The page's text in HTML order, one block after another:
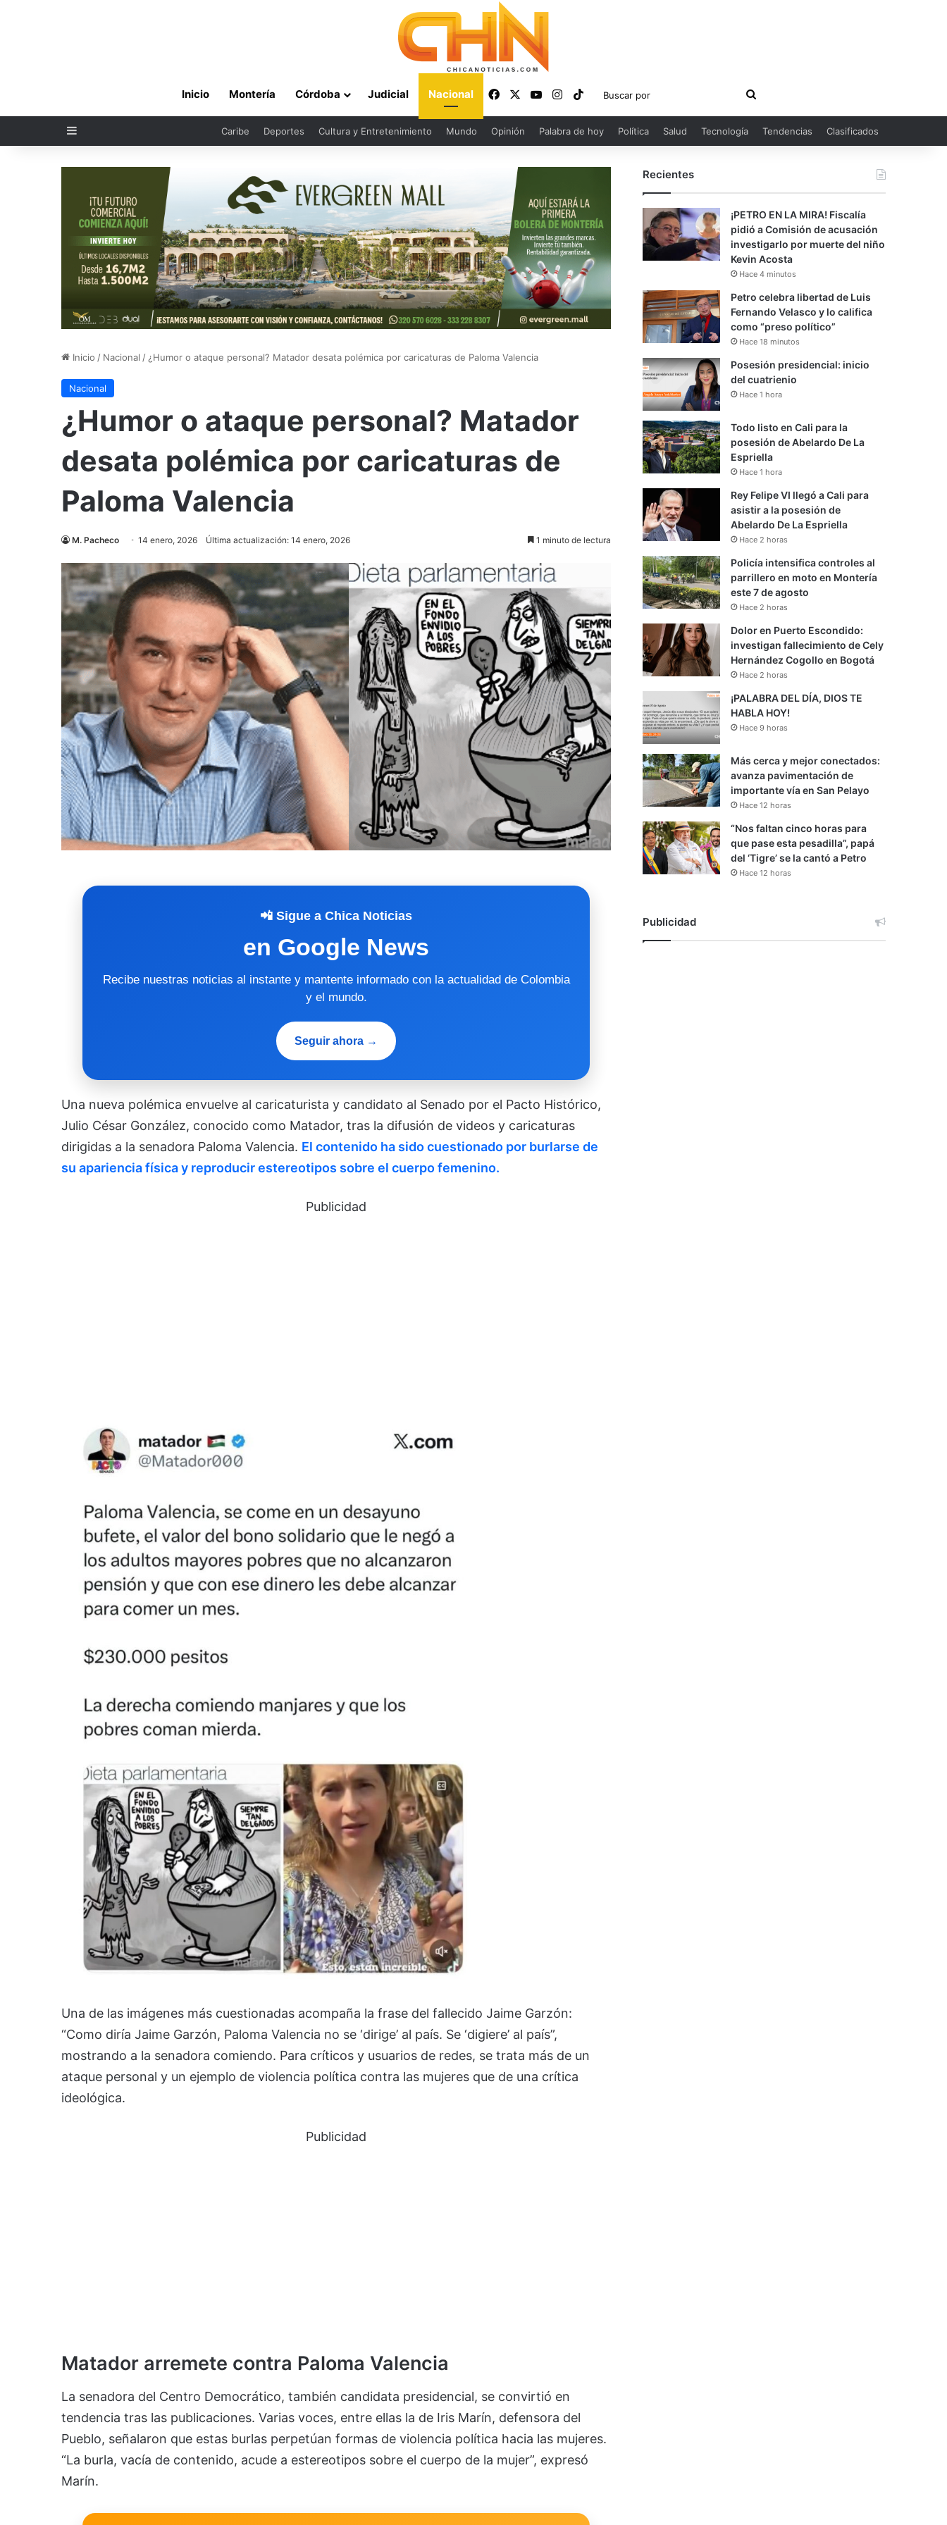
Inicio Montería Córdoba Judicial Nacional FacebookYouTubeInstagram
TikTok
Buscar
por
Sidebar Caribe Deportes Cultura y Entretenimiento Mundo Opinión Palabra de hoy Política Salud Tecnología Tendencias Clasificados
Inicio / Nacional / ¿Humor o ataque personal? Matador desata polémica por caricaturas de Paloma Valencia
Nacional
¿Humor o ataque personal? Matador
desata polémica por caricaturas de
Paloma Valencia
M. Pacheco 14 enero, 2026 Última actualización: 14 enero, 2026 1 minuto de lectura
📲 Sigue a Chica Noticias
en Google News
Recibe nuestras noticias al instante y mantente informado con la actualidad de Colombia
y el mundo.
Seguir ahora →
Una nueva polémica envuelve al caricaturista y candidato al Senado por el Pacto Histórico,
Julio César González, conocido como Matador, tras la difusión de videos y caricaturas
dirigidas a la senadora Paloma Valencia. El contenido ha sido cuestionado por burlarse de
su apariencia física y reproducir estereotipos sobre el cuerpo femenino.
Publicidad
Una de las imágenes más cuestionadas acompaña la frase del fallecido Jaime Garzón:
“Como diría Jaime Garzón, Paloma Valencia no se ‘dirige’ al país. Se ‘digiere’ al país”,
mostrando a la senadora comiendo. Para críticos y usuarios de redes, se trata más de un
ataque personal y un ejemplo de violencia política contra las mujeres que de una crítica
ideológica.
Publicidad
Matador arremete contra Paloma Valencia
La senadora del Centro Democrático, también candidata presidencial, se convirtió en
tendencia tras las publicaciones. Varias voces, entre ellas la de Iris Marín, defensora del
Pueblo, señalaron que estas burlas perpetúan formas de violencia política hacia las mujeres.
“La burla, vacía de contenido, acude a estereotipos sobre el cuerpo de la mujer”, expresó
Marín.
Recientes
¡PETRO EN LA MIRA! Fiscalía
pidió a Comisión de acusación
investigarlo por muerte del niño
Kevin Acosta
Hace 4 minutos
Petro celebra libertad de Luis
Fernando Velasco y lo califica
como “preso político”
Hace 18 minutos
Posesión presidencial: inicio
del cuatrienio
Hace 1 hora
Todo listo en Cali para la
posesión de Abelardo De La
Espriella
Hace 1 hora
Rey Felipe VI llegó a Cali para
asistir a la posesión de
Abelardo De La Espriella
Hace 2 horas
Policía intensifica controles al
parrillero en moto en Montería
este 7 de agosto
Hace 2 horas
Dolor en Puerto Escondido:
investigan fallecimiento de Cely
Hernández Cogollo en Bogotá
Hace 2 horas
¡PALABRA DEL DÍA, DIOS TE
HABLA HOY!
Hace 9 horas
Más cerca y mejor conectados:
avanza pavimentación de
importante vía en San Pelayo
Hace 12 horas
“Nos faltan cinco horas para
que pase esta pesadilla”, papá
del ‘Tigre’ se la cantó a Petro
Hace 12 horas
Publicidad